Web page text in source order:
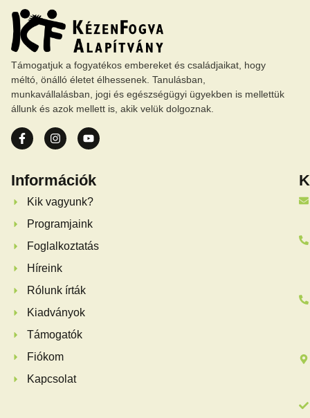
Támogatjuk a fogyatékos embereket és családjaikat, hogy
méltó, önálló életet élhessenek. Tanulásban,
munkavállalásban, jogi és egészségügyi ügyekben is mellettük
állunk és azok mellett is, akik velük dolgoznak.
Információk
Kik vagyunk?
Programjaink
Foglalkoztatás
Híreink
Rólunk írták
Kiadványok
Támogatók
Fiókom
Kapcsolat